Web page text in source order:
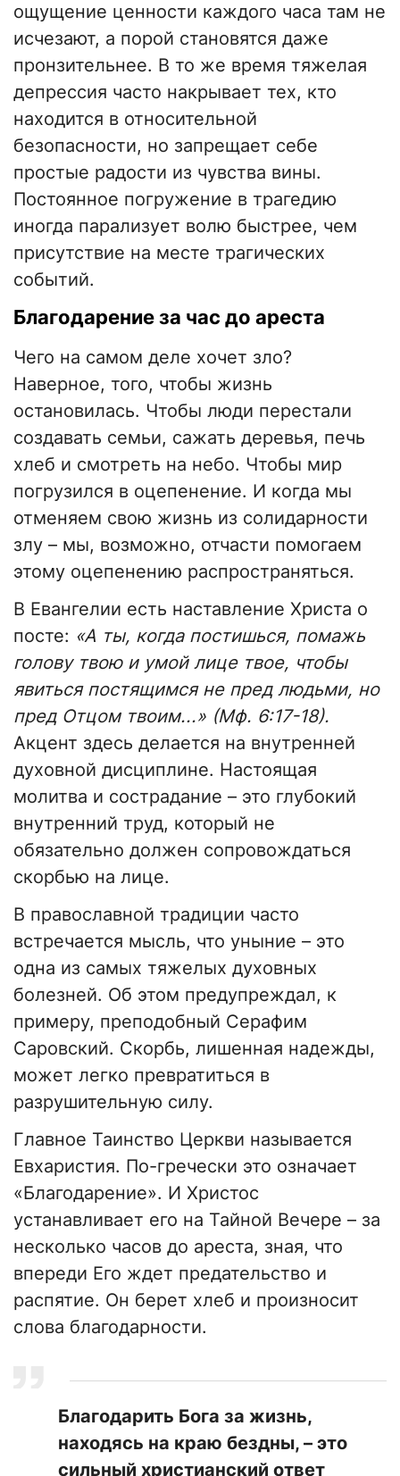
ощущение ценности каждого часа там не
исчезают, а порой становятся даже
пронзительнее. В то же время тяжелая
депрессия часто накрывает тех, кто
находится в относительной
безопасности, но запрещает себе
простые радости из чувства вины.
Постоянное погружение в трагедию
иногда парализует волю быстрее, чем
присутствие на месте трагических
событий.
Благодарение за час до ареста
Чего на самом деле хочет зло?
Наверное, того, чтобы жизнь
остановилась. Чтобы люди перестали
создавать семьи, сажать деревья, печь
хлеб и смотреть на небо. Чтобы мир
погрузился в оцепенение. И когда мы
отменяем свою жизнь из солидарности
злу – мы, возможно, отчасти помогаем
этому оцепенению распространяться.
В Евангелии есть наставление Христа о
посте: «А ты, когда постишься, помажь
голову твою и умой лице твое, чтобы
явиться постящимся не пред людьми, но
пред Отцом твоим...» (Мф. 6:17-18).
Акцент здесь делается на внутренней
духовной дисциплине. Настоящая
молитва и сострадание – это глубокий
внутренний труд, который не
обязательно должен сопровождаться
скорбью на лице.
В православной традиции часто
встречается мысль, что уныние – это
одна из самых тяжелых духовных
болезней. Об этом предупреждал, к
примеру, преподобный Серафим
Саровский. Скорбь, лишенная надежды,
может легко превратиться в
разрушительную силу.
Главное Таинство Церкви называется
Евхаристия. По-гречески это означает
«Благодарение». И Христос
устанавливает его на Тайной Вечере – за
несколько часов до ареста, зная, что
впереди Его ждет предательство и
распятие. Он берет хлеб и произносит
слова благодарности.
Благодарить Бога за жизнь,
находясь на краю бездны, – это
сильный христианский ответ